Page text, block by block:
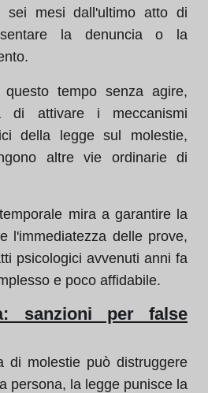
mesi dall'ultimo atto di
la denuncia o la
tempo senza agire,
di attivare i meccanismi
della legge sul molestie,
altre vie ordinarie di
mira a garantire la
l'immediatezza delle prove,
psicologici avvenuti anni fa
e poco affidabile.
sanzioni per false
di molestie può distruggere
persona, la legge punisce la